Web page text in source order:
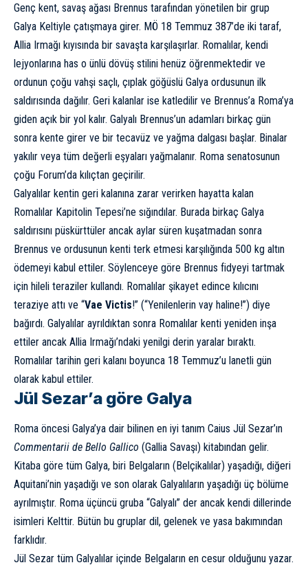
Genç kent, savaş ağası Brennus tarafından yönetilen bir grup
Galya Keltiyle çatışmaya girer. MÖ 18 Temmuz 387’de iki taraf,
Allia Irmağı kıyısında bir savaşta karşılaşırlar. Romalılar, kendi
lejyonlarına has o ünlü dövüş stilini henüz öğrenmektedir ve
ordunun çoğu vahşi saçlı, çıplak göğüslü Galya ordusunun ilk
saldırısında dağılır. Geri kalanlar ise katledilir ve Brennus’a Roma’ya
giden açık bir yol kalır. Galyalı Brennus’un adamları birkaç gün
sonra kente girer ve bir tecavüz ve yağma dalgası başlar. Binalar
yakılır veya tüm değerli eşyaları yağmalanır. Roma senatosunun
çoğu Forum’da kılıçtan geçirilir.
Galyalılar kentin geri kalanına zarar verirken hayatta kalan
Romalılar Kapitolin Tepesi’ne sığındılar. Burada birkaç Galya
saldırısını püskürttüler ancak aylar süren kuşatmadan sonra
Brennus ve ordusunun kenti terk etmesi karşılığında 500 kg altın
ödemeyi kabul ettiler. Söylenceye göre Brennus fidyeyi tartmak
için hileli teraziler kullandı. Romalılar şikayet edince kılıcını
teraziye attı ve “Vae Victis!” (“Yenilenlerin vay haline!”) diye
bağırdı. Galyalılar ayrıldıktan sonra Romalılar kenti yeniden inşa
ettiler ancak Allia Irmağı’ndaki yenilgi derin yaralar bıraktı.
Romalılar tarihin geri kalanı boyunca 18 Temmuz’u lanetli gün
olarak kabul ettiler.
Jül Sezar’a göre Galya
Roma öncesi Galya’ya dair bilinen en iyi tanım Caius Jül Sezar’ın
Commentarii de Bello Gallico (Gallia Savaşı) kitabından gelir.
Kitaba göre tüm Galya, biri Belgaların (Belçikalılar) yaşadığı, diğeri
Aquitani’nin yaşadığı ve son olarak Galyalıların yaşadığı üç bölüme
ayrılmıştır. Roma üçüncü gruba “Galyalı” der ancak kendi dillerinde
isimleri Kelttir. Bütün bu gruplar dil, gelenek ve yasa bakımından
farklıdır.
Jül Sezar tüm Galyalılar içinde Belgaların en cesur olduğunu yazar.